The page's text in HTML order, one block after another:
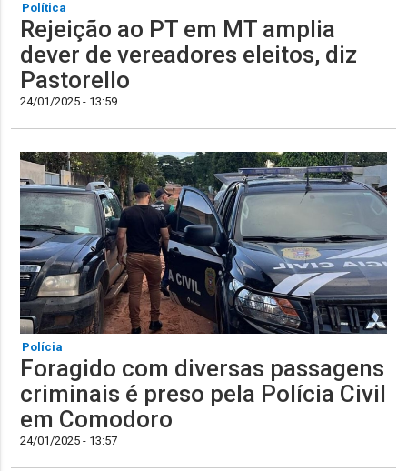
Política
Rejeição ao PT em MT amplia
dever de vereadores eleitos, diz
Pastorello
24/01/2025 - 13:59
Polícia
Foragido com diversas passagens
criminais é preso pela Polícia Civil
em Comodoro
24/01/2025 - 13:57